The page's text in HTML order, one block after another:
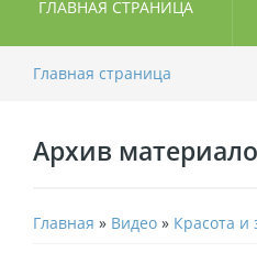
ГЛАВНАЯ СТРАНИЦА
Главная страница
Архив
Главная » Видео » Красота и